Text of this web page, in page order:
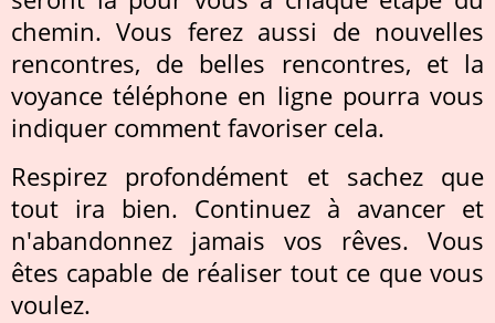
chemin. Vous ferez aussi de nouvelles
rencontres, de belles rencontres, et la
voyance téléphone en ligne pourra vous
indiquer comment favoriser cela.
Respirez profondément et sachez que
tout ira bien. Continuez à avancer et
n'abandonnez jamais vos rêves. Vous
êtes capable de réaliser tout ce que vous
voulez.